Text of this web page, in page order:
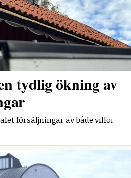
tydlig ökning av
försäljningar av både villor